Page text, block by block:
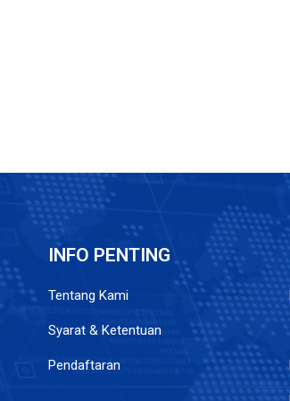
INFO PENTING
Tentang Kami
Syarat & Ketentuan
Pendaftaran